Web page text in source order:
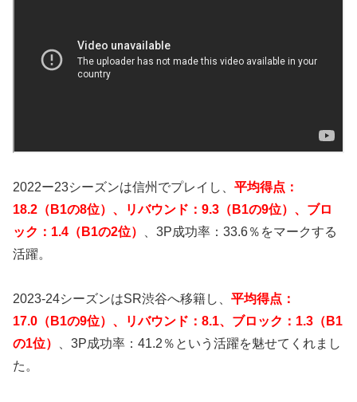
2022ー23シーズンは信州でプレイし、 平均得点：
18.2（B1の8位）、リバウンド：9.3（B1の9位）、ブロ
ック：1.4（B1の2位）
、3P成功率：33.6％をマークする
活躍。
2023‐24シーズンはSR渋谷へ移籍し、 平均得点：
17.0（B1の9位）、リバウンド：8.1、ブロック：1.3（B1
の1位）
、3P成功率：41.2％という活躍を魅せてくれまし
た。